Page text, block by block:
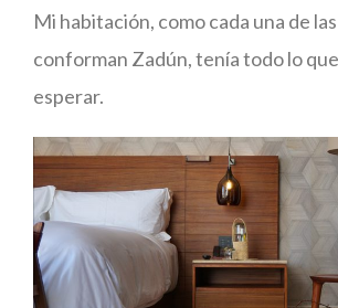
Mi habitación, como cada una de
conforman Zadún, tenía todo lo
esperar.